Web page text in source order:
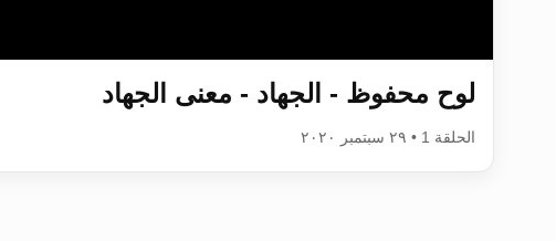
لوح محفوظ - الجهاد - معنى الجهاد
الحلقة 1 • ٢٩ سبتمبر ٢٠٢٠